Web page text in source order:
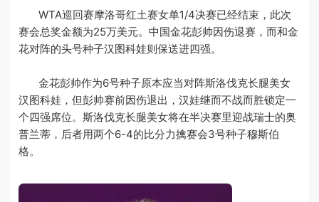
WTA巡回赛摩洛哥红土赛女单1/4决赛已经结束，此次
赛会总奖金额为25万美元。中国金花彭帅因伤退赛，而和金
花对阵的头号种子汉图科娃则保送进四强。
金花彭帅作为6号种子原本应当对阵斯洛伐克长腿美女
汉图科娃，但彭帅赛前因伤退出，汉娃继而不战而胜锁定一
个四强席位。斯洛伐克长腿美女将在半决赛里迎战瑞士的奥
普兰蒂，后者用两个6-4的比分力擒赛会3号种子穆斯伯
格。